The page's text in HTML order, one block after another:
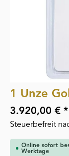
1 Unze
3.920,00 € *
Steuerbefreit
Online sofort
Werktage